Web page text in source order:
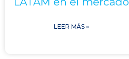
LEER MÁS »